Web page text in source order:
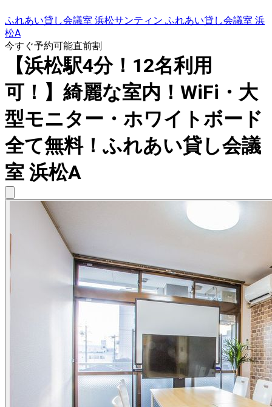
ふれあい貸し会議室 浜松サンティン ふれあい貸し会議室 浜
松A
今すぐ予約可能直前割
【浜松駅4分！12名利用
可！】綺麗な室内！WiFi・大
型モニター・ホワイトボード
全て無料！ふれあい貸し会議
室 浜松A